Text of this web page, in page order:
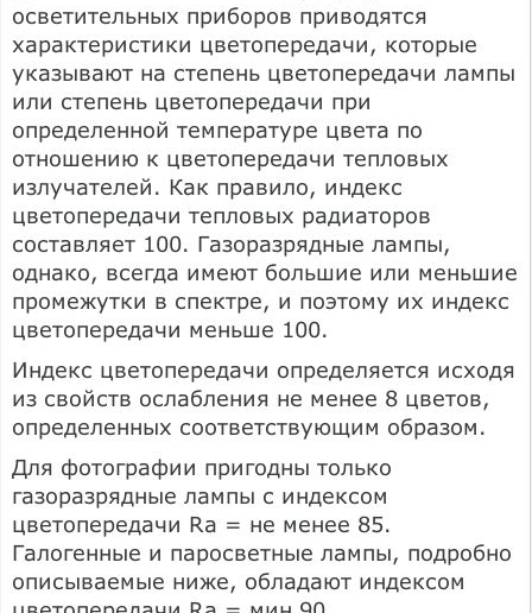
осветительных приборов приводятся
характеристики цветопередачи, которые
указывают на степень цветопередачи лампы
или степень цветопередачи при
определенной температуре цвета по
отношению к цветопередачи тепловых
излучателей. Как правило, индекс
цветопередачи тепловых радиаторов
составляет 100. Газоразрядные лампы,
однако, всегда имеют большие или меньшие
промежутки в спектре, и поэтому их индекс
цветопередачи меньше 100.
Индекс цветопередачи определяется исходя
из свойств ослабления не менее 8 цветов,
определенных соответствующим образом.
Для фотографии пригодны только
газоразрядные лампы с индексом
цветопередачи Ra = не менее 85.
Галогенные и паросветные лампы, подробно
описываемые ниже, обладают индексом